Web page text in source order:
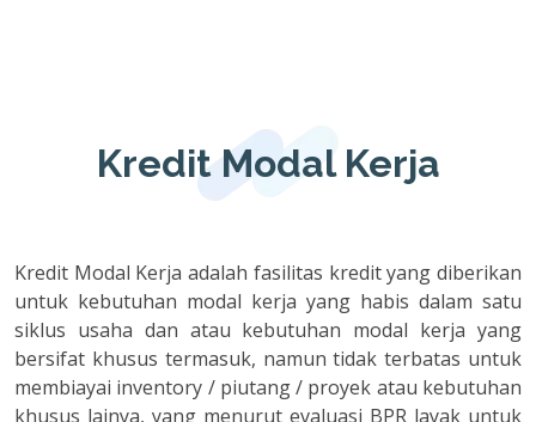
Kredit Modal Kerja
Kredit Modal Kerja adalah fasilitas kredit yang diberikan
untuk kebutuhan modal kerja yang habis dalam satu
siklus usaha dan atau kebutuhan modal kerja yang
bersifat khusus termasuk, namun tidak terbatas untuk
membiayai inventory / piutang / proyek atau kebutuhan
khusus lainya, yang menurut evaluasi BPR layak untuk